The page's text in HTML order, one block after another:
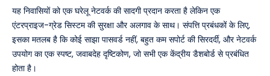
यह निवासियों को एक घरेलू नेटवर्क की सादगी प्रदान करता है लेकिन एक
एंटरप्राइज-ग्रेड सिस्टम की सुरक्षा और अलगाव के साथ। संपत्ति प्रबंधकों के लिए,
इसका मतलब है कि कोई साझा पासवर्ड नहीं, बहुत कम सपोर्ट की सिरदर्दी, और नेटवर्क
उपयोग का एक स्पष्ट, जवाबदेह दृष्टिकोण, जो सभी एक केंद्रीय डैशबोर्ड से प्रबंधित
होता है।